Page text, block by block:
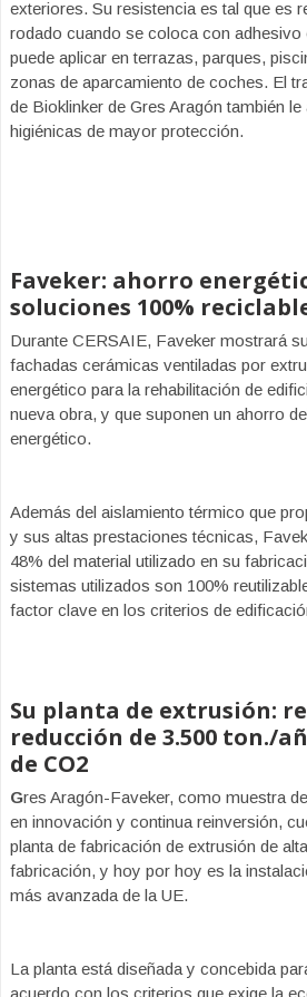
exteriores. Su resistencia es tal que es
rodado cuando se coloca con
puede aplicar en terrazas, parques,
zonas de aparcamiento de coches. El
de Bioklinker de Gres Aragón también
higiénicas de mayor protección.
Faveker: ahorro
soluciones 100%
Durante CERSAIE, Faveker mostrará
fachadas cerámicas ventiladas por
energético para la rehabilitación de
nueva obra, y que suponen un ahorro
energético.
Además del aislamiento térmico que
y sus altas prestaciones técnicas,
48% del material utilizado en su
sistemas utilizados son 100%
factor clave en los criterios de
Su planta de extrusión:
reducción de 3.500 ton./
de CO2
Gres Aragón-Faveker, como muestra
en innovación y continua reinversión,
planta de fabricación de extrusión de
fabricación, y hoy por hoy es la
más avanzada de la UE.
La planta está diseñada y concebida
acuerdo con los criterios que exige la